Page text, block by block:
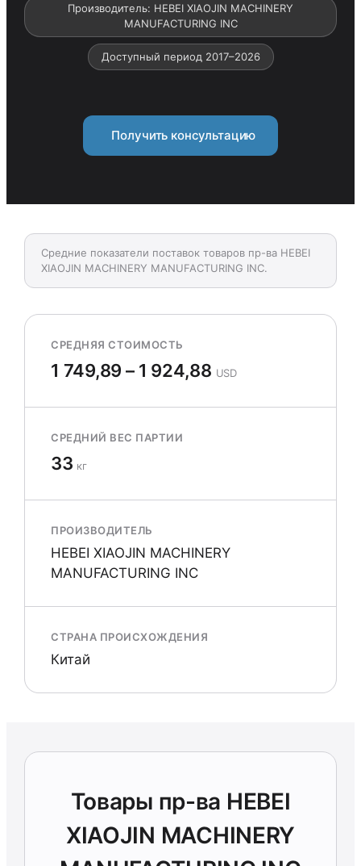
Производитель: HEBEI XIAOJIN MACHINERY
MANUFACTURING INC
Доступный период 2017–2026
Получить консультацию
Средние показатели поставок товаров пр-ва HEBEI
XIAOJIN MACHINERY MANUFACTURING INC.
СРЕДНЯЯ СТОИМОСТЬ
1 749,89 – 1 924,88 USD
СРЕДНИЙ ВЕС ПАРТИИ
33 кг
ПРОИЗВОДИТЕЛЬ
HEBEI XIAOJIN MACHINERY
MANUFACTURING INC
СТРАНА ПРОИСХОЖДЕНИЯ
Китай
Товары пр-ва HEBEI
XIAOJIN MACHINERY